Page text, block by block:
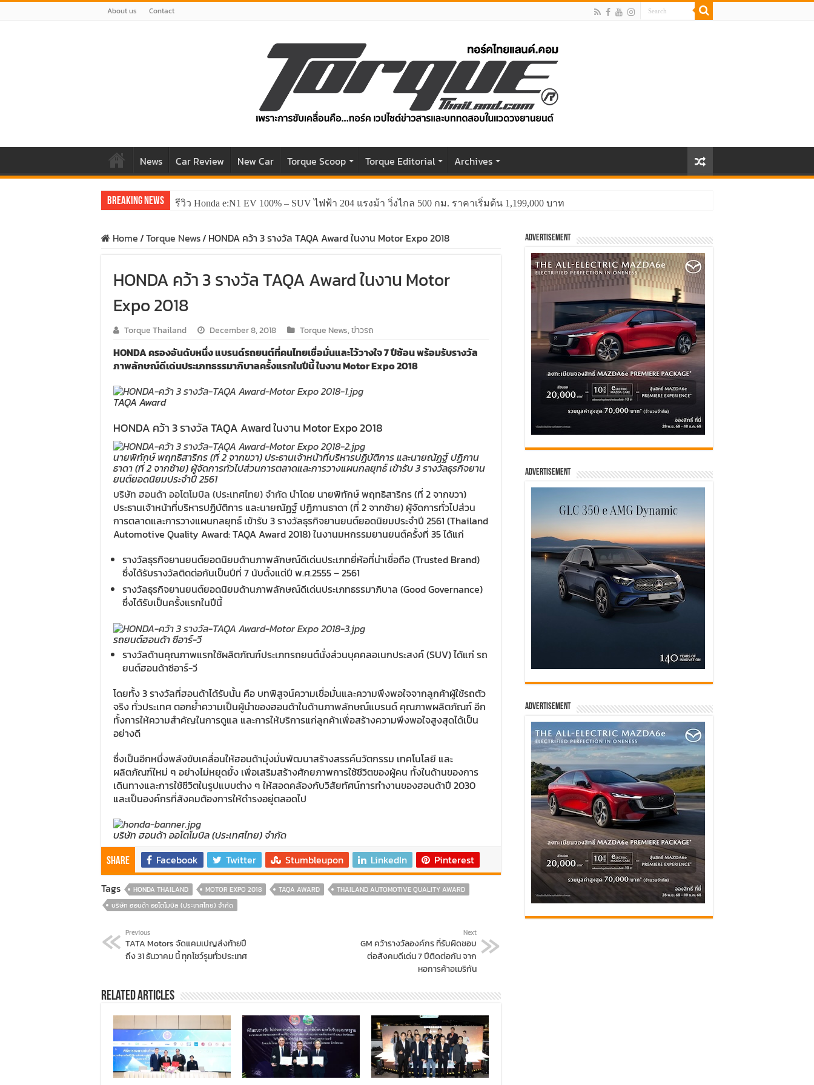
About us Contact
News Car Review New Car Torque Scoop Torque Editorial Archives
Breaking News รีวิว Honda e:N1 EV 100% – SUV ไฟฟ้า 204 แรงม้า วิ่งไกล 500 กม. ราคาเริ่มต้น 1,199,000 บาท
รีวิว ลองขับ All New GWM HAVAL H6 ปรับโฉมหน้าใหม่หล่อกว่าเดิม พร้อมสมรรถนะที่ดียิ่งกว่า
Home/Torque News/ HONDA คว้า 3 รางวัล TAQA Award ในงาน Motor Expo 2018
HONDA คว้า 3 รางวัล TAQA Award ในงาน Motor
Expo 2018
Torque Thailand December 8, 2018 Torque News,ข่าวรถ
HONDA ครองอันดับหนึ่ง แบรนด์รถยนต์ที่คนไทยเชื่อมั่นและไว้วางใจ 7 ปีซ้อน พร้อมรับรางวัล
ภาพลักษณ์ดีเด่นประเภทธรรมาภิบาลครั้งแรกในปีนี้ ในงาน Motor Expo 2018
TAQA Award
HONDA คว้า 3 รางวัล TAQA Award ในงาน Motor Expo 2018
นายพิทักษ์ พฤทธิสาริกร (ที่ 2 จากขวา) ประธานเจ้าหน้าที่บริหารปฏิบัติการ และนายณัฏฐ์ ปฏิภาน
ธาดา (ที่ 2 จากซ้าย) ผู้จัดการทั่วไปส่วนการตลาดและการวางแผนกลยุทธ์ เข้ารับ 3 รางวัลธุรกิจยาน
ยนต์ยอดนิยมประจำปี 2561
บริษัท ฮอนด้า ออโตโมบิล (ประเทศไทย) จำกัด นำโดย นายพิทักษ์ พฤทธิสาริกร (ที่ 2 จากขวา)
ประธานเจ้าหน้าที่บริหารปฏิบัติการ และนายณัฏฐ์ ปฏิภานธาดา (ที่ 2 จากซ้าย) ผู้จัดการทั่วไปส่วน
การตลาดและการวางแผนกลยุทธ์ เข้ารับ 3 รางวัลธุรกิจยานยนต์ยอดนิยมประจำปี 2561 (Thailand
Automotive Quality Award: TAQA Award 2018) ในงานมหกรรมยานยนต์ครั้งที่ 35 ได้แก่
รางวัลธุรกิจยานยนต์ยอดนิยมด้านภาพลักษณ์ดีเด่นประเภทยี่ห้อที่น่าเชื่อถือ (Trusted Brand)
ซึ่งได้รับรางวัลติดต่อกันเป็นปีที่ 7 นับตั้งแต่ปี พ.ศ.2555 – 2561
รางวัลธุรกิจยานยนต์ยอดนิยมด้านภาพลักษณ์ดีเด่นประเภทธรรมาภิบาล (Good Governance)
ซึ่งได้รับเป็นครั้งแรกในปีนี้
รถยนต์ฮอนด้า ซีอาร์-วี
รางวัลด้านคุณภาพแรกใช้ผลิตภัณฑ์ประเภทรถยนต์นั่งส่วนบุคคลอเนกประสงค์ (SUV) ได้แก่ รถ
ยนต์ฮอนด้าซีอาร์-วี
โดยทั้ง 3 รางวัลที่ฮอนด้าได้รับนั้น คือ บทพิสูจน์ความเชื่อมั่นและความพึงพอใจจากลูกค้าผู้ใช้รถตัว
จริง ทั่วประเทศ ตอกย้ำความเป็นผู้นำของฮอนด้าในด้านภาพลักษณ์แบรนด์ คุณภาพผลิตภัณฑ์ อีก
ทั้งการให้ความสำคัญในการดูแล และการให้บริการแก่ลูกค้าเพื่อสร้างความพึงพอใจสูงสุดได้เป็น
อย่างดี
ซึ่งเป็นอีกหนึ่งพลังขับเคลื่อนให้ฮอนด้ามุ่งมั่นพัฒนาสร้างสรรค์นวัตกรรม เทคโนโลยี และ
ผลิตภัณฑ์ใหม่ ๆ อย่างไม่หยุดยั้ง เพื่อเสริมสร้างศักยภาพการใช้ชีวิตของผู้คน ทั้งในด้านของการ
เดินทางและการใช้ชีวิตในรูปแบบต่าง ๆ ให้สอดคล้องกับวิสัยทัศน์การทำงานของฮอนด้าปี 2030
และเป็นองค์กรที่สังคมต้องการให้ดำรงอยู่ตลอดไป
บริษัท ฮอนด้า ออโตโมบิล (ประเทศไทย) จำกัด
Share Facebook Twitter Stumbleupon LinkedIn
Pinterest
Tags
HONDA THAILAND MOTOR EXPO 2018 TAQA AWARD
THAILAND AUTOMOTIVE QUALITY AWARD
บริษัท ฮอนด้า ออโตโมบิล (ประเทศไทย) จำกัด
Previous
TATA Motors จัดแคมเปญส่งท้ายปี
ถึง 31 ธันวาคม นี้ ทุกโชว์รูมทั่วประเทศ
Next
GM คว้ารางวัลองค์กร ที่รับผิดชอบ
ต่อสังคมดีเด่น 7 ปีติดต่อกัน จาก
หอการค้าอเมริกัน
Related Articles
Advertisement
Advertisement
Advertisement